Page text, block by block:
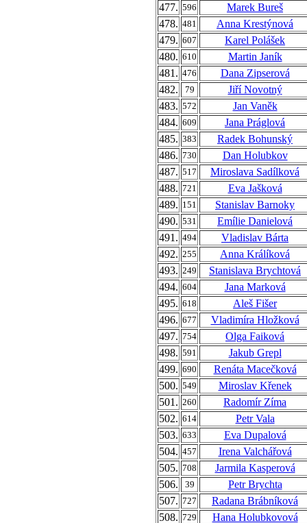
477. 596
Marek Bureš
478. 481
Anna Krestýnová
479. 607
Karel Polášek
480. 610
Martin Janík
481. 476
Dana Zipserová
482.
79
Jiří Novotný
483. 572
Jan Vaněk
484. 609
Jana Práglová
485. 383
Radek Bohunský
486. 730
Dan Holubkov
487. 517
Miroslava Sadílková
488. 721
Eva Jašková
489. 151
Stanislav Barnoky
490. 531
Emílie Danielová
491. 494
Vladislav Bárta
492. 255
Anna Králíková
493. 249
Stanislava Brychtová
494. 604
Jana Marková
495. 618
Aleš Fišer
496. 677
Vladimíra Hložková
497. 754
Olga Faiková
498. 591
Jakub Grepl
499. 690
Renáta Macečková
500. 549
Miroslav Křenek
501. 260
Radomír Zíma
502. 614
Petr Vala
503. 633
Eva Dupalová
504. 457
Irena Valchářová
505. 708
Jarmila Kasperová
506.
39
Petr Brychta
507. 727
Radana Brábníková
508. 729
Hana Holubkovová